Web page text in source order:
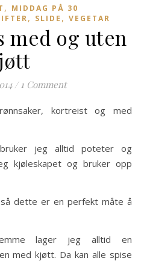
, MIDDAG PÅ 30
, SLIDE , VEGETAR
med og uten
/ 1 Comment
jeg alltid poteter og
kjøleskapet og bruker opp
dette er en perfekt måte å
lager jeg alltid en
med kjøtt. Da kan alle spise